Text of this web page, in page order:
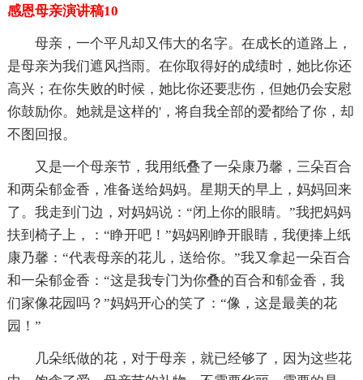
感恩母亲演讲稿10
母亲，一个平凡却又伟大的名字。在成长的道路上，
是母亲为我们遮风挡雨。在你取得好的成绩时，她比你还
高兴；在你失败的时候，她比你还要悲伤，但她仍会安慰
你鼓励你。她就是这样的'，将自我全部的爱都给了你，却
不图回报。
又是一个母亲节，我用纸叠了一朵康乃馨，三朵百合
和两朵郁金香，准备送给妈妈。星期天的早上，妈妈回来
了。我走到门边，对妈妈说：“闭上你的眼睛。”我把妈妈
扶到椅子上，：“睁开吧！”妈妈刚睁开眼睛，我便捧上纸
康乃馨：“代表母亲的花儿，送给你。”我又拿起一朵百合
和一朵郁金香：“这是我专门为你叠的百合和郁金香，我
们家像花园吗？”妈妈开心的笑了：“像，这是最美的花
园！”
几朵纸做的花，对于母亲，就已经够了，因为这些花